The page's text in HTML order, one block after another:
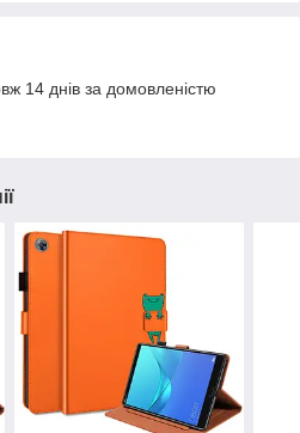
14 днів за домовленістю